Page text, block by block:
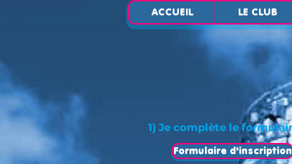
ACCUEIL LE CLUB
1) Je complète le
Formulaire d'inscription